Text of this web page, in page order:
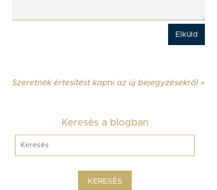
Szeretnék értesítést kapni az új bejegyzésekről »
Keresés a blogban